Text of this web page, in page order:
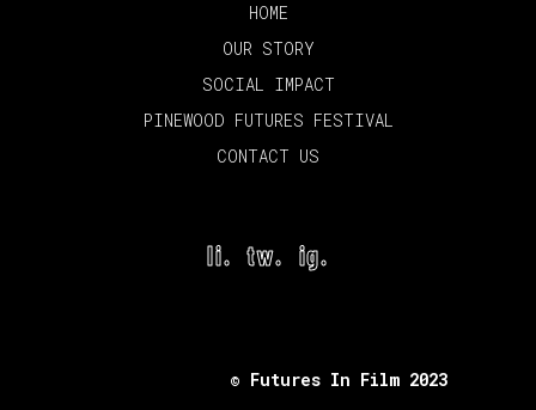
HOME
OUR STORY
SOCIAL IMPACT
PINEWOOD FUTURES FESTIVAL
CONTACT US
li. tw. ig.
© Futures In Film 2023